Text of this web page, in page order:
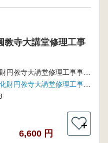
教寺大講堂修理工事
重要文化財円教寺大講堂修理工事事務所
重要文化財円教寺大講堂修理工事委員会
6,600 円
＋